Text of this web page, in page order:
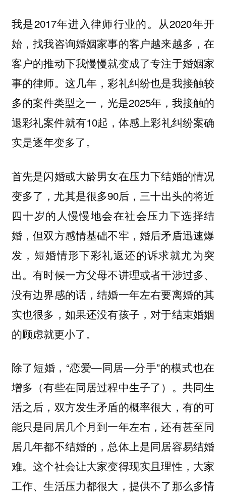
我是2017年进入律师行业的。从2020年开
始，找我咨询婚姻家事的客户越来越多，在
客户的推动下我慢慢就变成了专注于婚姻家
事的律师。这几年，彩礼纠纷也是我接触较
多的案件类型之一，光是2025年，我接触的
退彩礼案件就有10起，体感上彩礼纠纷案确
实是逐年变多了。
首先是闪婚或大龄男女在压力下结婚的情况
变多了，尤其是很多90后，三十出头的将近
四十岁的人慢慢地会在社会压力下选择结
婚，但双方感情基础不牢，婚后矛盾迅速爆
发，短婚情形下彩礼返还的诉求就尤为突
出。有时候一方父母不讲理或者干涉过多、
没有边界感的话，结婚一年左右要离婚的其
实也很多，如果还没有孩子，对于结束婚姻
的顾虑就更小了。
除了短婚，“恋爱—同居—分手”的模式也在
增多（有些在同居过程中生子了）。共同生
活之后，双方发生矛盾的概率很大，有的可
能只是同居几个月到一年左右，还有甚至同
居几年都不结婚的，总体上是同居容易结婚
难。这个社会让大家变得现实且理性，大家
工作、生活压力都很大，提供不了那么多情